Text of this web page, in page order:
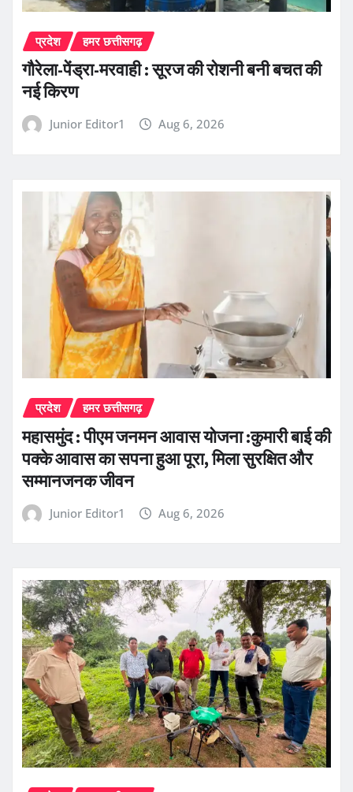
प्रदेश हमर छत्तीसगढ़
गौरेला-पेंड्रा-मरवाही : सूरज की रोशनी बनी बचत की
नई किरण
Junior Editor1 Aug 6, 2026
प्रदेश हमर छत्तीसगढ़
महासमुंद : पीएम जनमन आवास योजना :कुमारी बाई की
पक्के आवास का सपना हुआ पूरा, मिला सुरक्षित और
सम्मानजनक जीवन
Junior Editor1 Aug 6, 2026